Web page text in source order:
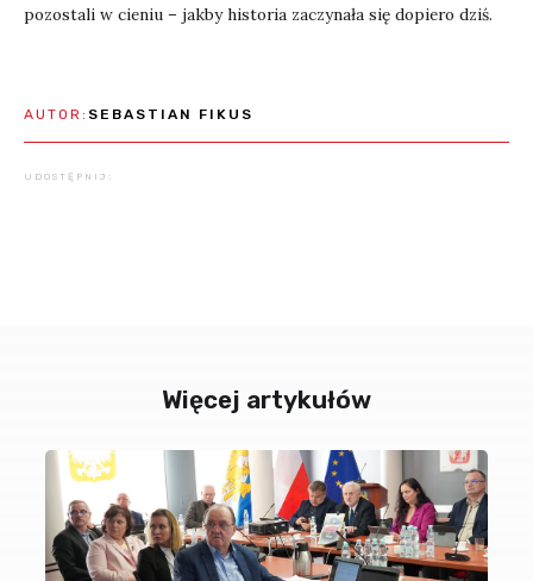
pozostali w cieniu – jakby historia zaczynała się dopiero dziś.
AUTOR: SEBASTIAN FIKUS
UDOSTĘPNIJ:
Więcej artykułów